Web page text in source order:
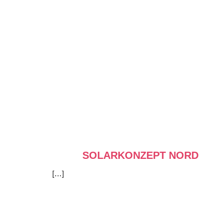
SOLARKONZEPT NORD
[…]